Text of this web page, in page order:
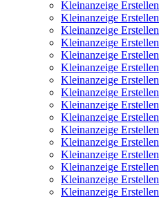
Kleinanzeige Erstellen
Kleinanzeige Erstellen
Kleinanzeige Erstellen
Kleinanzeige Erstellen
Kleinanzeige Erstellen
Kleinanzeige Erstellen
Kleinanzeige Erstellen
Kleinanzeige Erstellen
Kleinanzeige Erstellen
Kleinanzeige Erstellen
Kleinanzeige Erstellen
Kleinanzeige Erstellen
Kleinanzeige Erstellen
Kleinanzeige Erstellen
Kleinanzeige Erstellen
Kleinanzeige Erstellen